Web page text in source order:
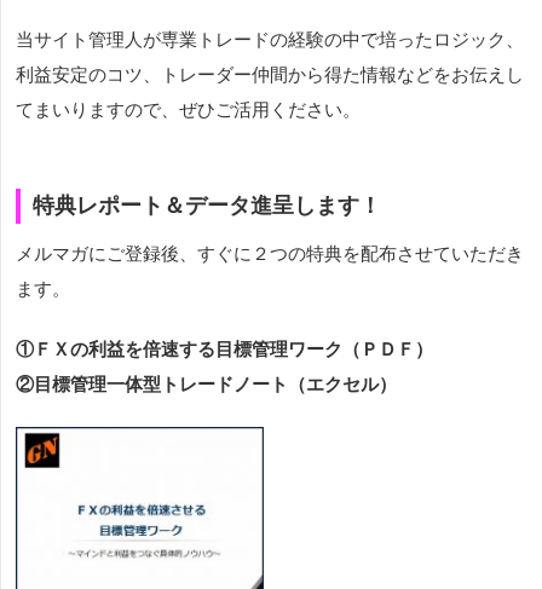
当サイト管理人が専業トレードの経験の中で培ったロジック、
利益安定のコツ、トレーダー仲間から得た情報などをお伝えし
てまいりますので、ぜひご活用ください。
特典レポート＆データ進呈します！
メルマガにご登録後、すぐに２つの特典を配布させていただき
ます。
①ＦＸの利益を倍速する目標管理ワーク（ＰＤＦ）
②目標管理一体型トレードノート（エクセル）